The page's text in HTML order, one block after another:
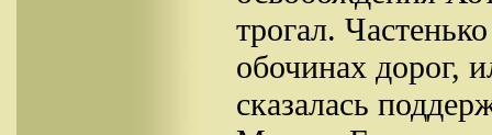
трогал.
обочинах дорог,
сказалась